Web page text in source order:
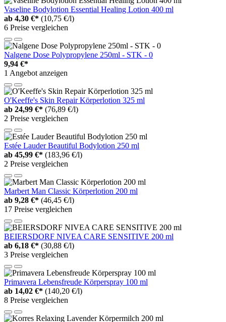
Vaseline Bodylotion Essential Healing Lotion 400 ml
ab 4,30 €* (10,75 €/l)
6 Preise vergleichen
Nalgene Dose Polypropylene 250ml - STK - 0
9,94 €*
1 Angebot anzeigen
O'Keeffe's Skin Repair Körperlotion 325 ml
ab 24,99 €* (76,89 €/l)
2 Preise vergleichen
Estée Lauder Beautiful Bodylotion 250 ml
ab 45,99 €* (183,96 €/l)
2 Preise vergleichen
Marbert Man Classic Körperlotion 200 ml
ab 9,28 €* (46,45 €/l)
17 Preise vergleichen
BEIERSDORF NIVEA CARE SENSITIVE 200 ml
ab 6,18 €* (30,88 €/l)
3 Preise vergleichen
Primavera Lebensfreude Körperspray 100 ml
ab 14,02 €* (140,20 €/l)
8 Preise vergleichen